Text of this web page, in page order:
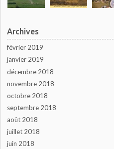
Archives
février 2019
janvier 2019
décembre 2018
novembre 2018
octobre 2018
septembre 2018
août 2018
juillet 2018
juin 2018